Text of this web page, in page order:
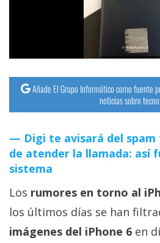
Trucos
Tutoriales
Ciberseguridad
Sistemas
operativos
Profesional
Añade El Grupo Informático como fuente
noticias sobre
Digi te avisará del
de atender la llamada: así
sistema
Los rumores en torno al
los últimos días se han
imágenes del iPhone 6 en